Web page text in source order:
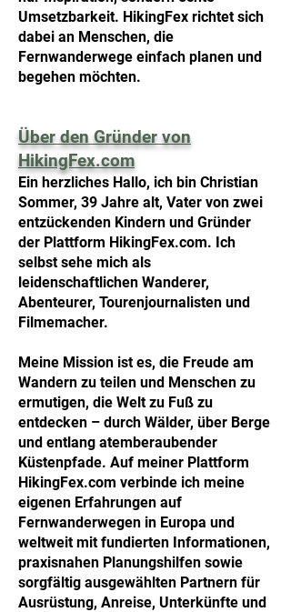
Umsetzbarkeit. HikingFex richtet sich
dabei an Menschen, die
Fernwanderwege einfach planen und
begehen möchten.
Über den Gründer von
HikingFex.com
Ein herzliches Hallo, ich bin Christian
Sommer, 39 Jahre alt, Vater von zwei
entzückenden Kindern und Gründer
der Plattform HikingFex.com. Ich
selbst sehe mich als
leidenschaftlichen Wanderer,
Abenteurer, Tourenjournalisten und
Filmemacher.
Meine Mission ist es, die Freude am
Wandern zu teilen und Menschen zu
ermutigen, die Welt zu Fuß zu
entdecken – durch Wälder, über Berge
und entlang atemberaubender
Küstenpfade. Auf meiner Plattform
HikingFex.com verbinde ich meine
eigenen Erfahrungen auf
Fernwanderwegen in Europa und
weltweit mit fundierten Informationen,
praxisnahen Planungshilfen sowie
sorgfältig ausgewählten Partnern für
Ausrüstung, Anreise, Unterkünfte und